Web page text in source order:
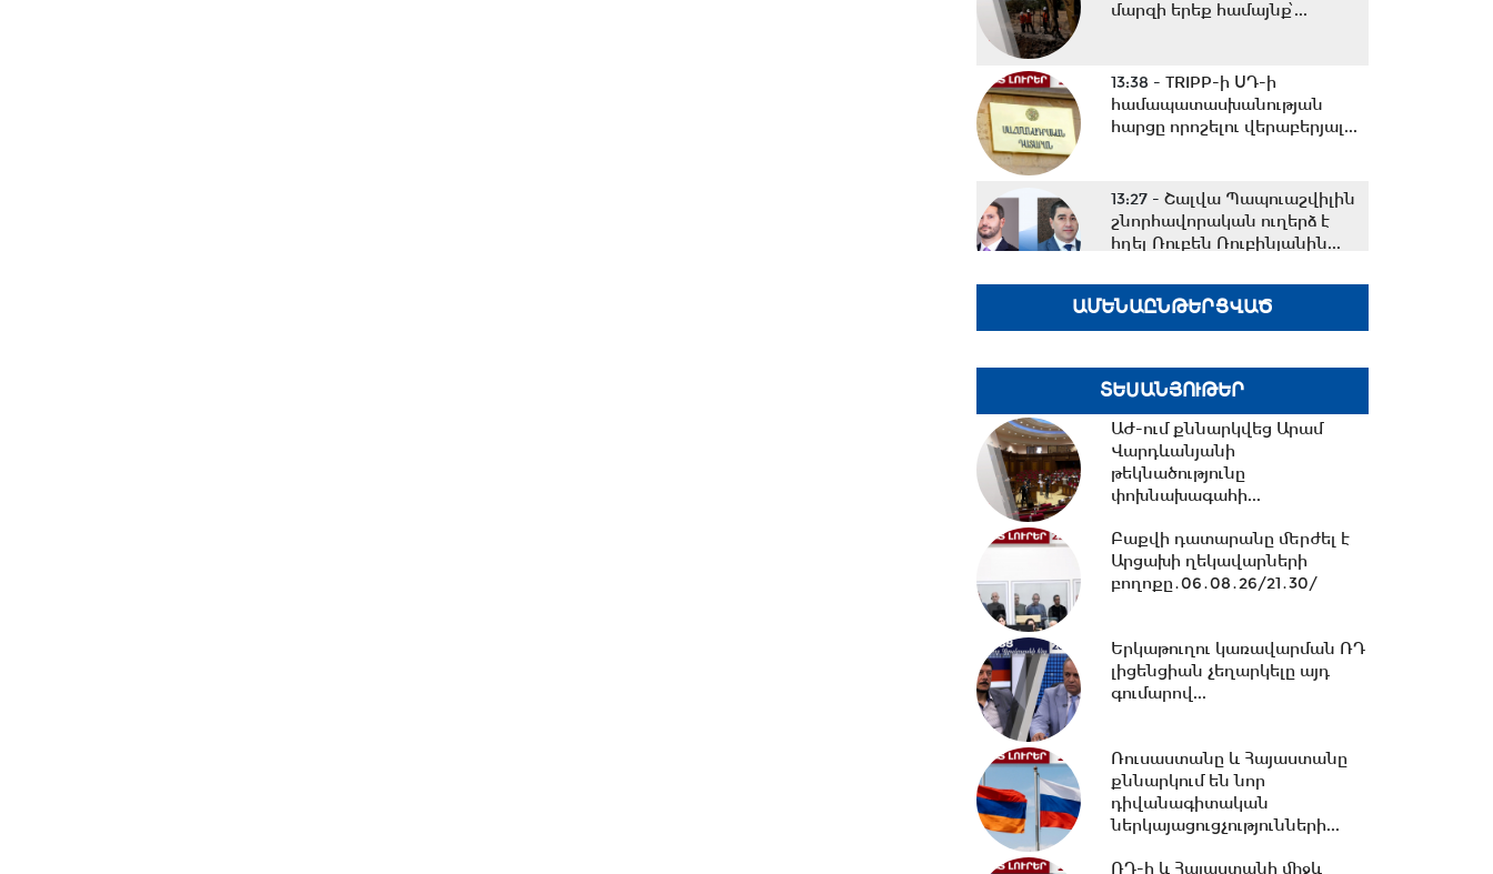
մարզի երեք համայնք՝...
13:38 - TRIPP-ի ՍԴ-ի
համապատասխանության
հարցը որոշելու վերաբերյալ...
13:27 - Շալվա Պապուաշվիլին
շնորհավորական ուղերձ է
հղել Ռուբեն Ռուբինյանին...
13:02 -ՀԷՑ-ը դառնալու է
պետական սեփականություն,
հավատարմագրային...
12:36 -Խնդիր ենք դրել 2026-
2031 թթ.-ին պետությանը
վերադարձնել...
11:53 -Կոնգոյում Էբոլայի
հիվանդության նոր դեպքերի
թիվը կրկնապատկվել...
11:40 -«Մուլտի գրուպ»
կոնցեռնի տնօրեն Արթուր
11:32 -«Մուլտի գրուպ»
կոնցեռնի նախկին տնօրեն
Սեդրակ Առուստամյանը...
ԱՄԵՆԱԸՆԹԵՐՑՎԱԾ
ՏԵՍԱՆՅՈՒԹԵՐ
ԱԺ-ում քննարկվեց Արամ
Վարդևանյանի
թեկնածությունը
փոխնախագահի...
Բաքվի դատարանը մերժել է
Արցախի ղեկավարների
բողոքը․06․08․26/21․30/
Երկաթուղու կառավարման ՌԴ
լիցենցիան չեղարկելը այդ
գումարով...
Ռուսաստանը և Հայաստանը
քննարկում են նոր
դիվանագիտական
ներկայացուցչությունների...
ՌԴ-ի և Հայաստանի միջև